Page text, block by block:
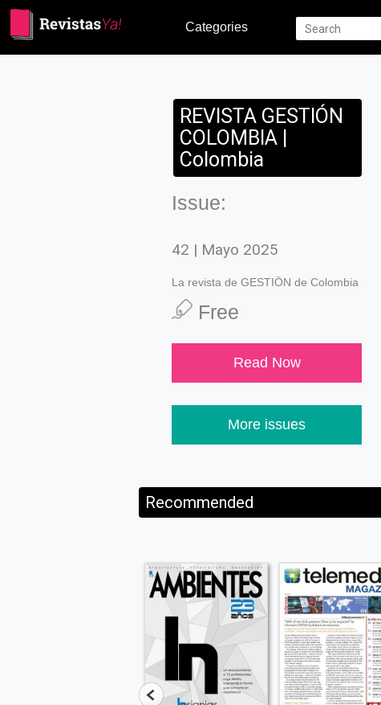
Categories
REVISTA GESTIÓN
COLOMBIA |
Colombia
Issue:
42 | Mayo 2025
La revista de GESTIÖN de Colombia
Free
Read Now
More issues
Recommended